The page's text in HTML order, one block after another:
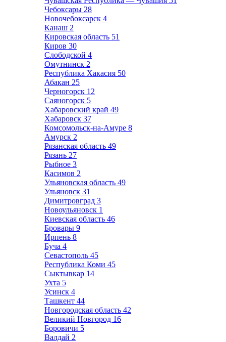
Чебоксары 28
Новочебоксарск 4
Канаш 2
Кировская область 51
Киров 30
Слободской 4
Омутнинск 2
Республика Хакасия 50
Абакан 25
Черногорск 12
Саяногорск 5
Хабаровский край 49
Хабаровск 37
Комсомольск-на-Амуре 8
Амурск 2
Рязанская область 49
Рязань 27
Рыбное 3
Касимов 2
Ульяновская область 49
Ульяновск 31
Димитровград 3
Новоульяновск 1
Киевская область 46
Бровары 9
Ирпень 8
Буча 4
Севастополь 45
Республика Коми 45
Сыктывкар 14
Ухта 5
Усинск 4
Ташкент 44
Новгородская область 42
Великий Новгород 16
Боровичи 5
Валдай 2